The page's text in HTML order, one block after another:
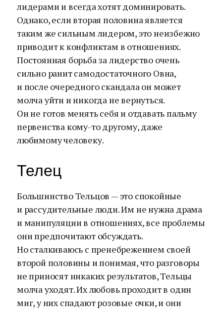
лидерами и всегда хотят доминировать.
Однако, если вторая половина является
таким же сильным лидером, это неизбежно
приводит к конфликтам в отношениях.
Постоянная борьба за лидерство очень
сильно ранит самодостаточного Овна,
и после очередного скандала он может
молча уйти и никогда не вернуться.
Он не готов менять себя и отдавать пальму
первенства кому-то другому, даже
любимому человеку.
Телец
Большинство Тельцов — это спокойные
и рассудительные люди. Им не нужна драма
и манипуляции в отношениях, все проблемы
они предпочитают обсуждать.
Но сталкиваюсь с пренебрежением своей
второй половины и понимая, что разговоры
не приносят никаких результатов, Тельцы
молча уходят. Их любовь проходит в один
миг, у них спадают розовые очки, и они